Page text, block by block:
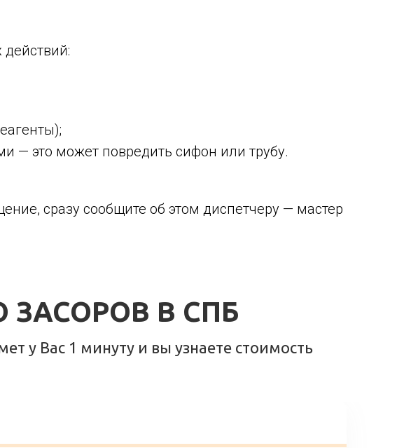
— это может повредить сифон или трубу.
сразу сообщите об этом диспетчеру — мастер
В СПБ
у Вас 1 минуту и вы узнаете стоимость